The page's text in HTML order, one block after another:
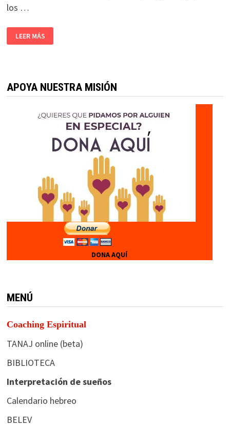
los …
LEER MÁS
APOYA NUESTRA MISIÓN
DONA AQUÍ
MENÚ
Coaching Espiritual
TANAJ online (beta)
BIBLIOTECA
Interpretación de sueños
Calendario hebreo
BELEV